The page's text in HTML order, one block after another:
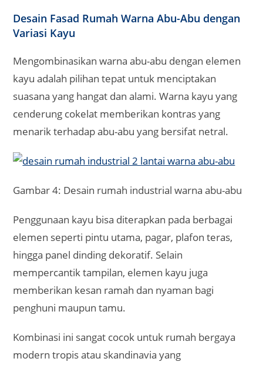
Desain Fasad Rumah Warna Abu-Abu dengan
Variasi Kayu
Mengombinasikan warna abu-abu dengan elemen
kayu adalah pilihan tepat untuk menciptakan
suasana yang hangat dan alami. Warna kayu yang
cenderung cokelat memberikan kontras yang
menarik terhadap abu-abu yang bersifat netral.
Gambar 4: Desain rumah industrial warna abu-abu
Penggunaan kayu bisa diterapkan pada berbagai
elemen seperti pintu utama, pagar, plafon teras,
hingga panel dinding dekoratif. Selain
mempercantik tampilan, elemen kayu juga
memberikan kesan ramah dan nyaman bagi
penghuni maupun tamu.
Kombinasi ini sangat cocok untuk rumah bergaya
modern tropis atau skandinavia yang